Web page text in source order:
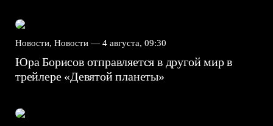
Новости, Новости — 4 августа, 09:30
Юра Борисов отправляется в другой мир в
трейлере «Девятой планеты»